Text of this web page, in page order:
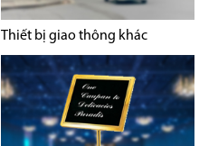
Thiết bị giao thông khác